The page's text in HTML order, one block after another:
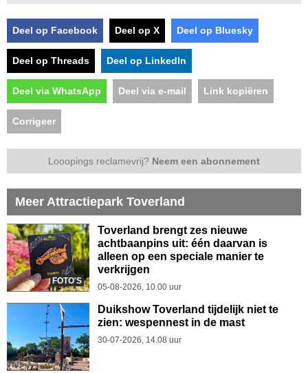
Deel op Facebook Deel op X Deel op Bluesky
Deel op Threads Deel op LinkedIn
Deel via WhatsApp Deel via e-mail Link kopiëren
Corrigeer
Looopings reclamevrij? Neem een abonnement
Meer Attractiepark Toverland
FOTO'S
Toverland brengt zes nieuwe
achtbaanpins uit: één daarvan is
alleen op een speciale manier te
verkrijgen
05-08-2026, 10.00 uur
Duikshow Toverland tijdelijk niet te
zien: wespennest in de mast
30-07-2026, 14.08 uur